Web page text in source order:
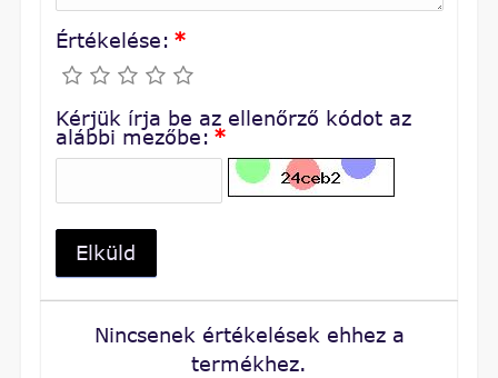
Értékelése: *
Kérjük írja be az ellenőrző kódot az
alábbi mezőbe: *
Elküld
Nincsenek értékelések ehhez a
termékhez.